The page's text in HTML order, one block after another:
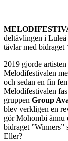
deltävlingen i
tävlar med bidraget
2019 gjorde
Melodifestivalen
och sedan en fin
Melodifestivalen
gruppen Group
blev verkligen en
gör Mohombi ännu
bidraget ”Winners”
Eller?